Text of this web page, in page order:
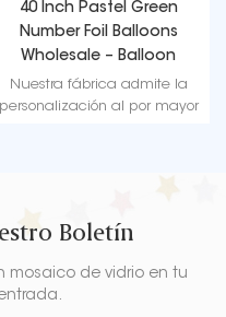
40 Inch Pastel Green
Number Foil Balloons
Wholesale – Balloon
Factory Direct Supply
Nuestra fábrica admite la
personalización al por mayor
Boletín
mosaico de vidrio en tu